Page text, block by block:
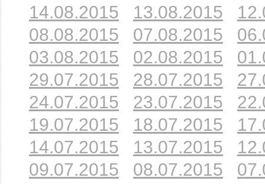
14.08.2015
13.08.2015
08.08.2015
07.08.2015
03.08.2015
02.08.2015
29.07.2015
28.07.2015
24.07.2015
23.07.2015
19.07.2015
18.07.2015
14.07.2015
13.07.2015
09.07.2015
08.07.2015